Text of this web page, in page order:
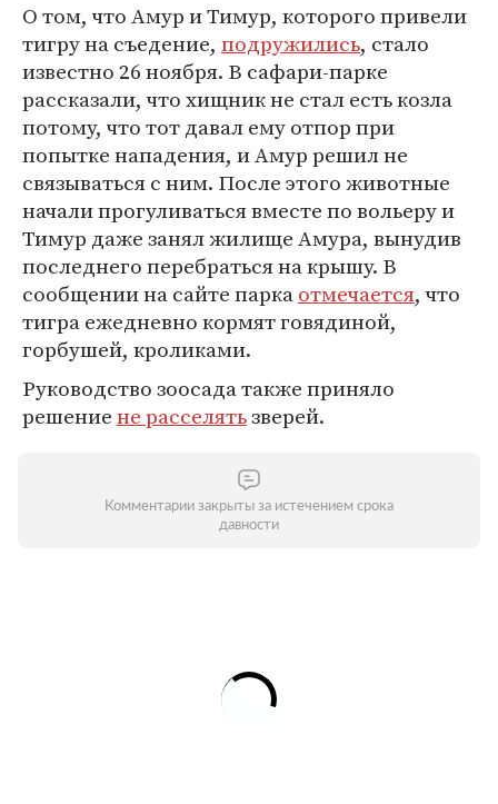
О том, что Амур и Тимур, которого привели
тигру на съедение, подружились, стало
известно 26 ноября. В сафари-парке
рассказали, что хищник не стал есть козла
потому, что тот давал ему отпор при
попытке нападения, и Амур решил не
связываться с ним. После этого животные
начали прогуливаться вместе по вольеру и
Тимур даже занял жилище Амура, вынудив
последнего перебраться на крышу. В
сообщении на сайте паркаотмечается, что
тигра ежедневно кормят говядиной,
горбушей, кроликами.
Руководство зоосада также приняло
решениене расселятьзверей.
Комментарии закрыты за истечением срока
давности